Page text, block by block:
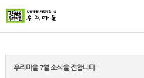
우리마을 7월 소식을 전합니다.